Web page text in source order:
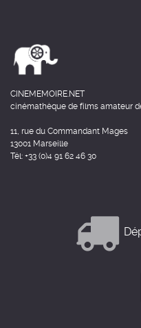
CINEMEMOIRE.NET
cinémathèque de films amateur
11, rue du Commandant Mages
13001 Marseille
Tél: +33 (0)4 91 62 46 30